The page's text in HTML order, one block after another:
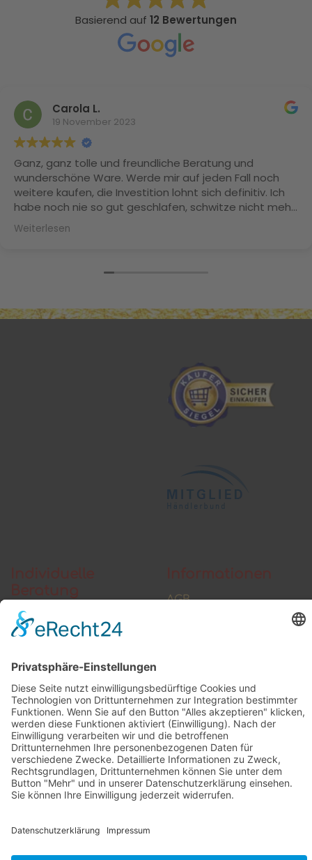
Basierend auf 12 Bewertungen
Carola L.
19 November 2023
Ganz, ganz tolle und freundliche Beratung und
wunderschöne Ware. Werde mir auf jeden Fall noch
weitere kaufen, die Investition lohnt sich definitiv. Ich
habe noch nie so gut geschlafen, schwitze nicht mehr
und meine Naturlocken sind Dank der Maulbeerseide
nicht mehr trocken und splissig. Herzlichen Dank
Weiterlesen
AGB
Widerrufsformular
Kundenstimmen
Social Media